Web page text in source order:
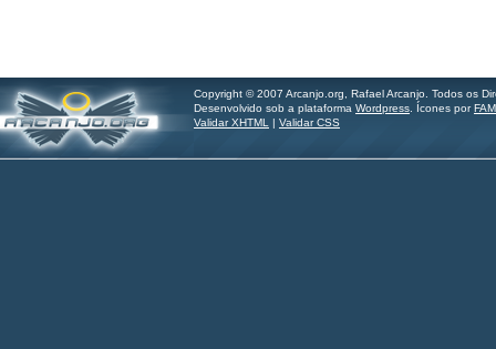
Hilder Santos - imagine.
Copyright © 2007 Arcanjo.org, Rafael Arcanjo. Todos os
Desenvolvido sob a plataforma Wordpress . Ícones por
Validar XHTML
| Validar CSS